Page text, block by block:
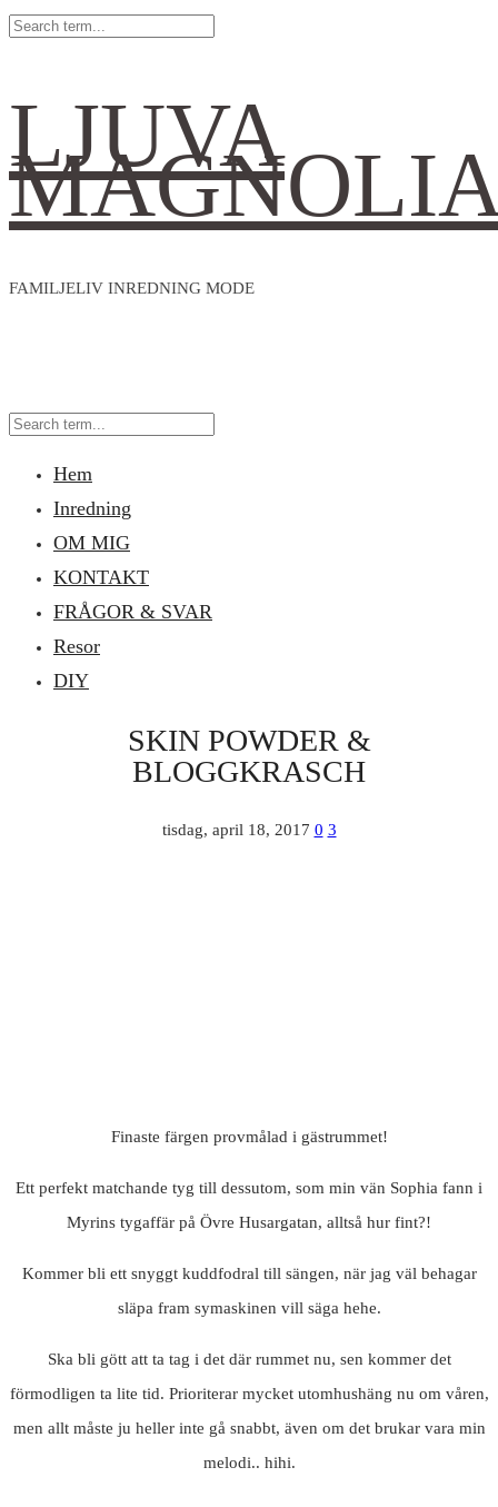
LJUVA
FAMILJELIV INREDNING MODE
Hem
Inredning
OM MIG
KONTAKT
FRÅGOR & SVAR
Resor
DIY
SKIN POWDER &
BLOGGKRASCH
tisdag, april 18, 2017 0 3
Finaste färgen provmålad i gästrummet!
Ett perfekt matchande tyg till dessutom, som min vän Sophia fann i
Myrins tygaffär på Övre Husargatan, alltså hur fint?!
Kommer bli ett snyggt kuddfodral till sängen, när jag väl behagar
släpa fram symaskinen vill säga hehe.
Ska bli gött att ta tag i det där rummet nu, sen kommer det
förmodligen ta lite tid. Prioriterar mycket utomhushäng nu om våren,
men allt måste ju heller inte gå snabbt, även om det brukar vara min
melodi.. hihi.